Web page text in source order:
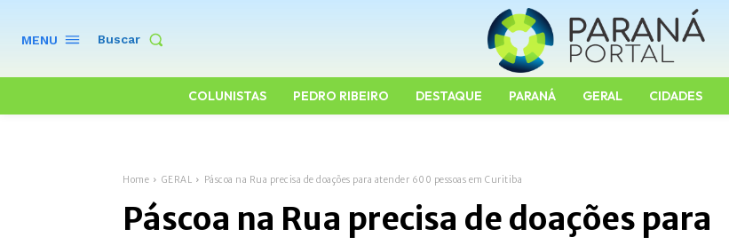
MENU Buscar
COLUNISTAS PEDRO RIBEIRO DESTAQUE PARANÁ GERAL CIDADES
Home GERAL Páscoa na Rua precisa de doações para atender 600 pessoas em Curitiba
Páscoa na Rua precisa de doações para